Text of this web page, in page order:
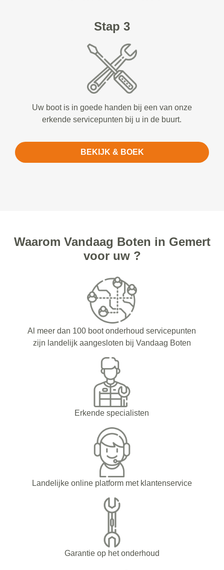
Stap 3
Uw boot is in goede handen bij een van onze
erkende servicepunten bij u in de buurt.
BEKIJK & BOEK
Waarom Vandaag Boten in Gemert
voor uw ?
Al meer dan 100 boot onderhoud servicepunten
zijn landelijk aangesloten bij Vandaag Boten
Erkende specialisten
Landelijke online platform met klantenservice
Garantie op het onderhoud